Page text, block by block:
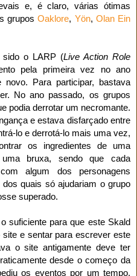
e, é claro, várias ótimas
gruposOaklore, Yön, Olan Ein
sido o LARP (Live Action Role
pela primeira vez no ano
Para participar, bastava
No ano passado, os grupos
podia derrotar um necromante.
e estava disfarçado entre
lo e derrotá-lo mais uma vez,
os ingredientes de uma
bruxa, sendo que cada
algum dos personagens
quais só ajudariam o grupo
superado.
suficiente para que este Skald
e sentar para escrever este
o site antigamente deve ter
desde o começo da
os eventos por um tempo.